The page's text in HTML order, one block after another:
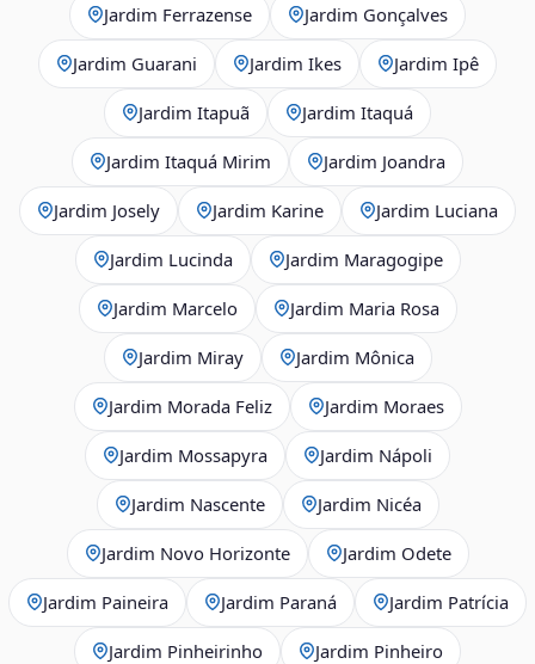
Jardim Ferrazense Jardim Gonçalves
Jardim Guarani Jardim Ikes Jardim Ipê
Jardim Itapuã Jardim Itaquá
Jardim Itaquá Mirim Jardim Joandra
Jardim Josely Jardim Karine Jardim Luciana
Jardim Lucinda Jardim Maragogipe
Jardim Marcelo Jardim Maria Rosa
Jardim Miray Jardim Mônica
Jardim Morada Feliz Jardim Moraes
Jardim Mossapyra Jardim Nápoli
Jardim Nascente Jardim Nicéa
Jardim Novo Horizonte Jardim Odete
Jardim Paineira Jardim Paraná Jardim Patrícia
Jardim Pinheirinho Jardim Pinheiro